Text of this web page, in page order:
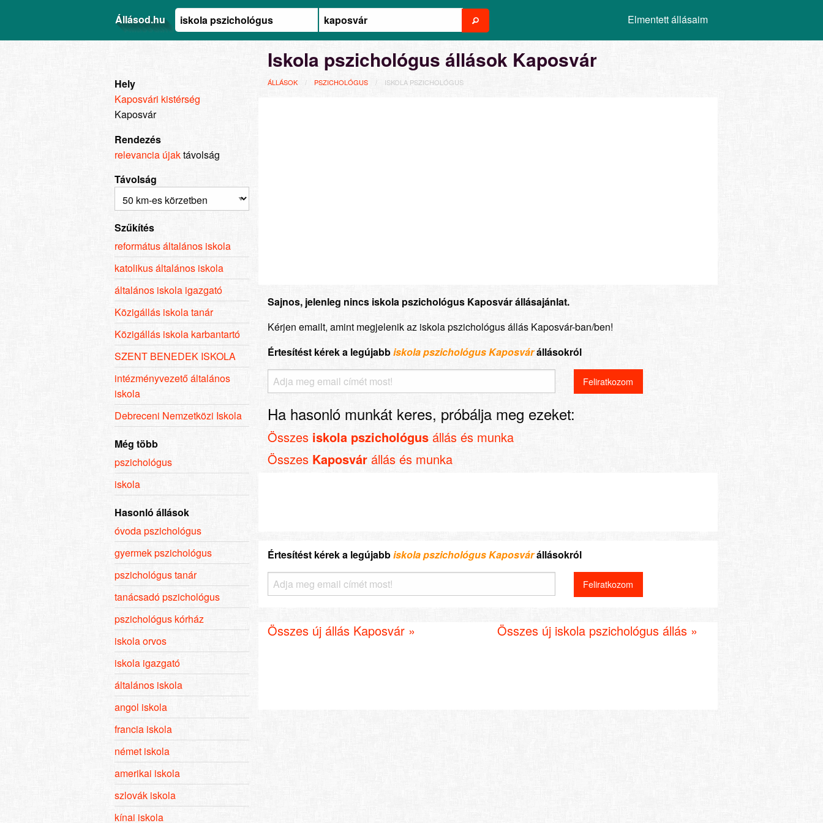
Állásod.hu Elmentett állásaim
Iskola pszichológus állások Kaposvár
ÁLLÁSOK PSZICHOLÓGUS ISKOLA PSZICHOLÓGUS
Sajnos, jelenleg nincs iskola pszichológus Kaposvár állásajánlat.
Kérjen emailt, amint megjelenik az iskola pszichológus állás Kaposvár-ban/ben!
Értesítést kérek a legújabbiskola pszichológus Kaposvárállásokról
Ha hasonló munkát keres, próbálja meg ezeket:
Összes iskola pszichológus állás és munka
Összes Kaposvár állás és munka
Értesítést kérek a legújabbiskola pszichológus Kaposvárállásokról
Összes új állás Kaposvár » Összes új iskola pszichológus állás »
Hely
Kaposvári kistérség
Kaposvár
Rendezés
relevancia újaktávolság
Távolság
Szűkítés
református általános iskola
katolikus általános iskola
általános iskola igazgató
Közigállás iskola tanár
Közigállás iskola karbantartó
SZENT BENEDEK ISKOLA
intézményvezető általános
iskola
Debreceni Nemzetközi Iskola
Még több
pszichológus
iskola
Hasonló állások
óvoda pszichológus
gyermek pszichológus
pszichológus tanár
tanácsadó pszichológus
pszichológus kórház
iskola orvos
iskola igazgató
általános iskola
angol iskola
francia iskola
német iskola
amerikai iskola
szlovák iskola
kínai iskola